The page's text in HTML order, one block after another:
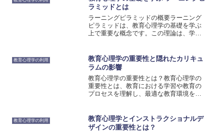
や自己効力感を低下させる...
ラミッドとは
ラーニングピラミッドの概要ラーニング
ピラミッドは、教育心理学の基礎を学ぶ
上で重要な概念です。この理論は、学習
習方法ごとに異なる効果の割合が示され
ており、学習の実践的な側...
教育心理学の利用
教育心理学の重要性と隠れたカリキュ
ラムの影響
教育心理学の重要性とは？教育心理学の
重要性とは、教育における学習や教育の
プロセスを理解し、最適な教育環境を作
イル、認知プロセスなどを研究し、教育
者が効果的な教育方法を選...
教育心理学の利用
教育心理学とインストラクショナルデ
ザインの重要性とは？